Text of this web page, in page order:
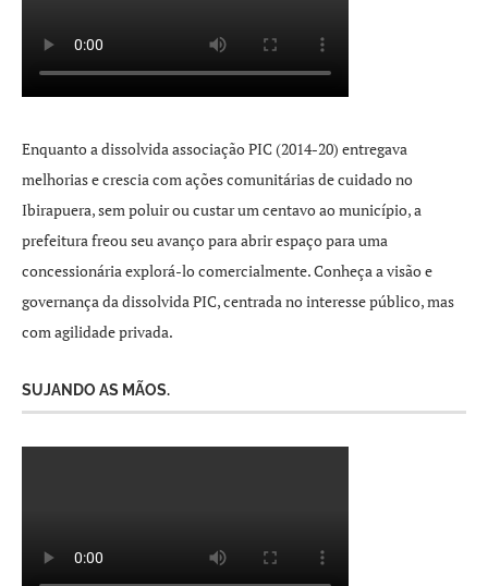
Enquanto a dissolvida associação PIC (2014-20) entregava
melhorias e crescia com ações comunitárias de cuidado no
Ibirapuera, sem poluir ou custar um centavo ao município, a
prefeitura freou seu avanço para abrir espaço para uma
concessionária explorá-lo comercialmente. Conheça a visão e
governança da dissolvida PIC, centrada no interesse público, mas
com agilidade privada.
SUJANDO AS MÃOS.